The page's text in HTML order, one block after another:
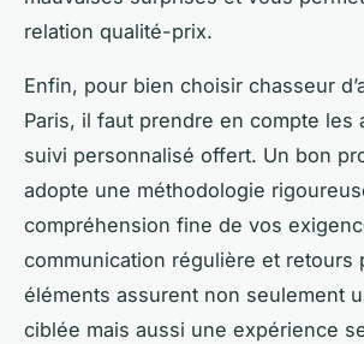
relation qualité-prix.
Enfin, pour bien choisir chasseur
Paris, il faut prendre en compte les
suivi personnalisé offert. Un bon
adopte une méthodologie
compréhension fine de vos
communication régulière et retours
éléments assurent non seulement
ciblée mais aussi une expérience